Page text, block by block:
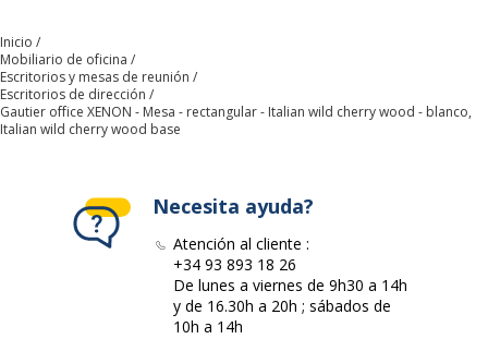
Anchura de la
mesa
Material Madera aglomerada
Forma 90 cm
Datos de identificación
Datos de identificación
Inicio
Mobiliario de oficina
Escritorios y mesas de reunión
Escritorios de dirección
Gautier office XENON - Mesa - rectangular - Italian wild cherry wood - blanco,
Italian wild cherry wood base
Necesita ayuda?
Atención al cliente :
+34 93 893 18 26
De lunes a viernes de 9h30 a 14h
y de 16.30h a 20h ; sábados de
10h a 14h